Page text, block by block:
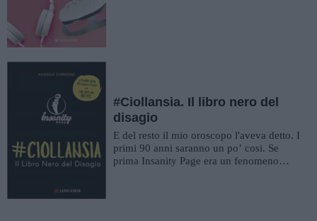
#Ciollansia. Il libro nero del
disagio
E del resto il mio oroscopo l'aveva detto. I
primi 90 anni saranno un po’ cosi. Se
prima Insanity Page era un fenomeno